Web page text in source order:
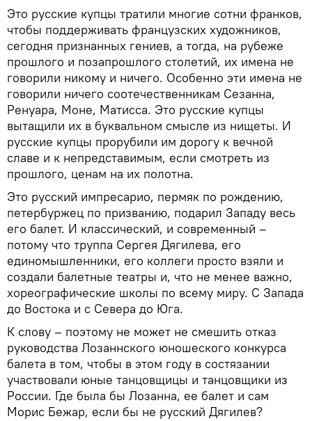
Это русские купцы тратили многие сотни франков,
чтобы поддерживать французских художников,
сегодня признанных гениев, а тогда, на рубеже
прошлого и позапрошлого столетий, их имена не
говорили никому и ничего. Особенно эти имена не
говорили ничего соотечественникам Сезанна,
Ренуара, Моне, Матисса. Это русские купцы
вытащили их в буквальном смысле из нищеты. И
русские купцы прорубили им дорогу к вечной
славе и к непредставимым, если смотреть из
прошлого, ценам на их полотна.
Это русский импресарио, пермяк по рождению,
петербуржец по призванию, подарил Западу весь
его балет. И классический, и современный –
потому что труппа Сергея Дягилева, его
единомышленники, его коллеги просто взяли и
создали балетные театры и, что не менее важно,
хореографические школы по всему миру. С Запада
до Востока и с Севера до Юга.
К слову – поэтому не может не смешить отказ
руководства Лозаннского юношеского конкурса
балета в том, чтобы в этом году в состязании
участвовали юные танцовщицы и танцовщики из
России. Где была бы Лозанна, ее балет и сам
Морис Бежар, если бы не русский Дягилев?